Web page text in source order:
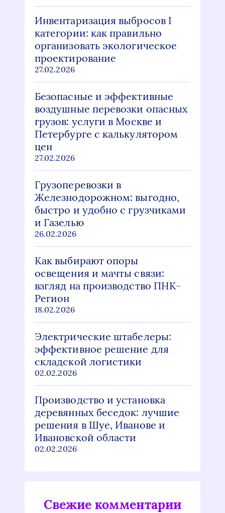
Инвентаризация выбросов I
категории: как правильно
организовать экологическое
проектирование
27.02.2026
Безопасные и эффективные
воздушные перевозки опасных
грузов: услуги в Москве и
Петербурге с калькулятором
цен
27.02.2026
Грузоперевозки в
Железнодорожном: выгодно,
быстро и удобно с грузчиками
и Газелью
26.02.2026
Как выбирают опоры
освещения и мачты связи:
взгляд на производство ПНК-
Регион
18.02.2026
Электрические штабелеры:
эффективное решение для
складской логистики
02.02.2026
Производство и установка
деревянных беседок: лучшие
решения в Шуе, Иванове и
Ивановской области
02.02.2026
Свежие комментарии